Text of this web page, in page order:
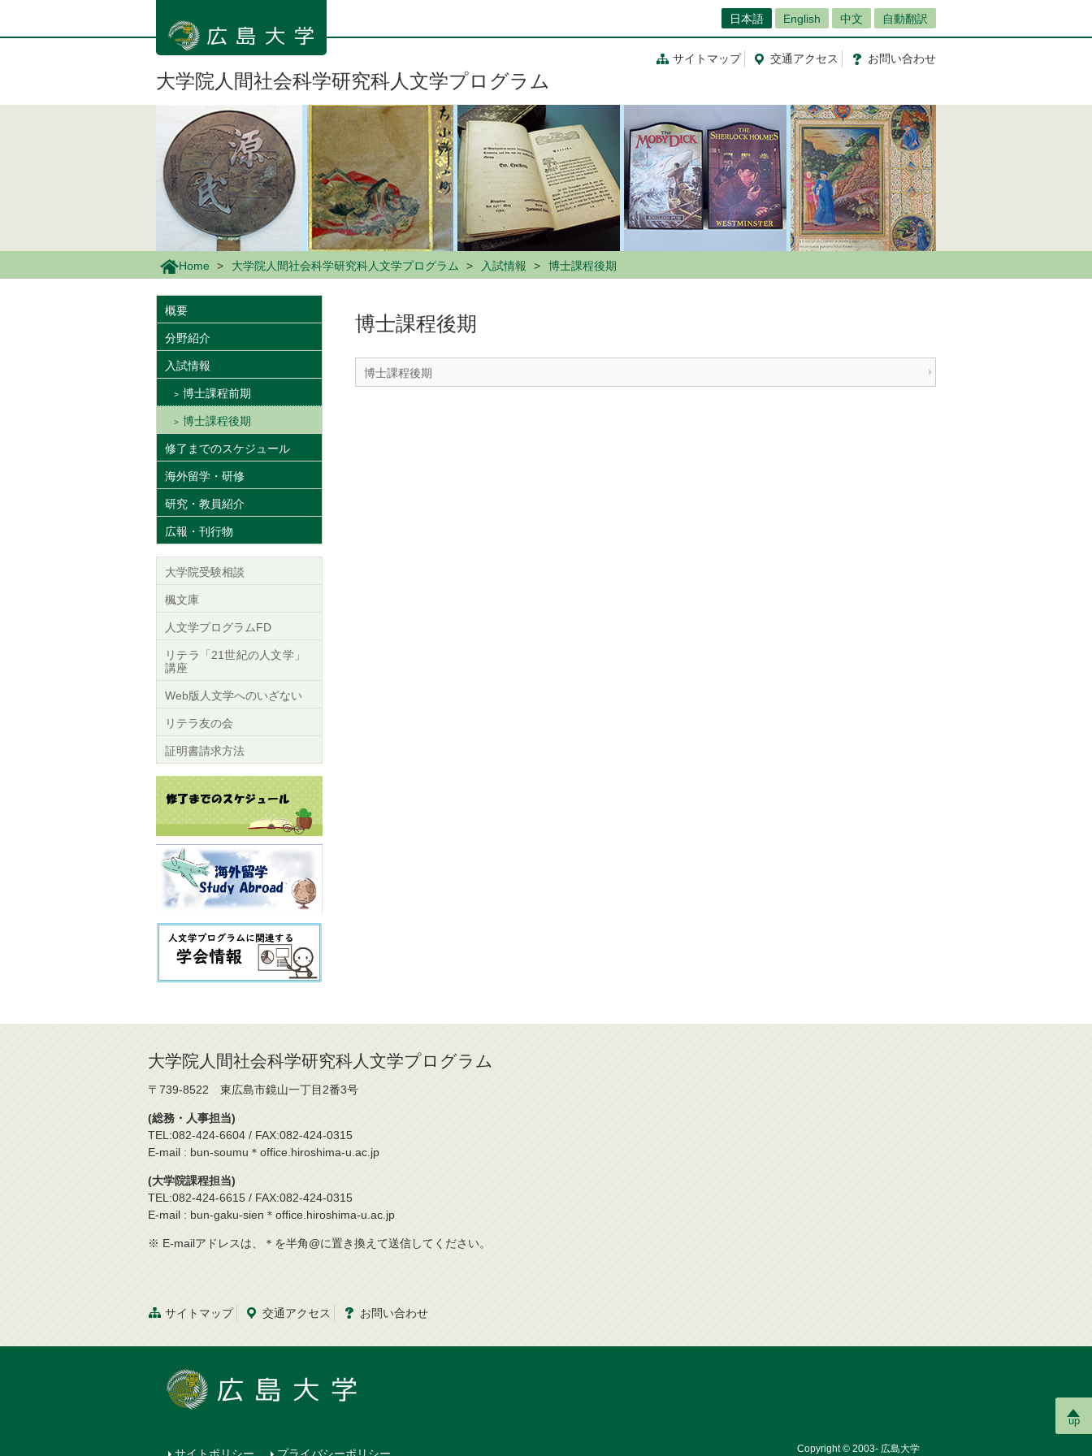
ン
日本語 English 中文 自動翻訳
サイトマップ 交通アクセス お問い合わせ
大学院人間社会科学研究科人文学プログラム
Home 大学院人間社会科学研究科人文学プログラム 入試情報 博士課程後期
博士課程後期
博士課程後期
概要
分野紹介
入試情報
博士課程前期
博士課程後期
修了までのスケジュール
海外留学・研修
研究・教員紹介
広報・刊行物
大学院受験相談
楓文庫
人文学プログラムFD
リテラ「21世紀の人文学」
講座
Web版人文学へのいざない
リテラ友の会
証明書請求方法
up
大学院人間社会科学研究科人文学プログラム
〒739-8522 東広島市鏡山一丁目2番3号
(総務・人事担当)
TEL:082-424-6604 / FAX:082-424-0315
E-mail : bun-soumu＊office.hiroshima-u.ac.jp
(大学院課程担当)
TEL:082-424-6615 / FAX:082-424-0315
E-mail : bun-gaku-sien＊office.hiroshima-u.ac.jp
※ E-mailアドレスは、＊を半角@に置き換えて送信してください。
サイトマップ 交通アクセス お問い合わせ
サイトポリシー プライバシーポリシー Copyright © 2003- 広島大学